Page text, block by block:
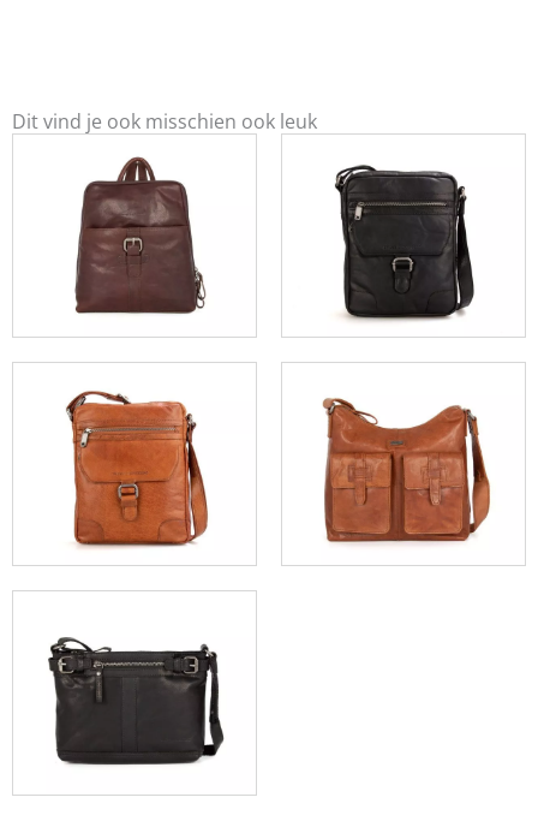
Dit vind je ook misschien ook leuk